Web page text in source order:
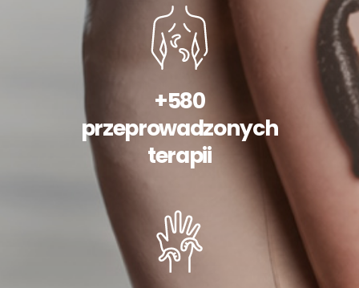
+580
przeprowadzonych
terapii